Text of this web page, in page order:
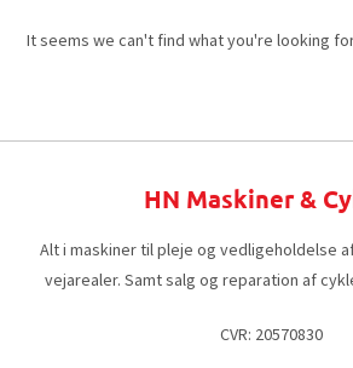
It seems we can't find what you're looking
HN Maskiner &
Alt i maskiner til pleje og vedligeholdelse
vejarealer. Samt salg og reparation af
CVR: 20570830